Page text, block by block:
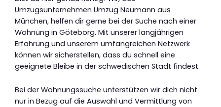
Umzugsunternehmen Umzug Neumann aus
München, helfen dir gerne bei der Suche nach einer
Wohnung in Göteborg. Mit unserer langjährigen
Erfahrung und unserem umfangreichen Netzwerk
können wir sicherstellen, dass du schnell eine
geeignete Bleibe in der schwedischen Stadt findest.
Bei der Wohnungssuche unterstützen wir dich nicht
nur in Bezug auf die Auswahl und Vermittlung von